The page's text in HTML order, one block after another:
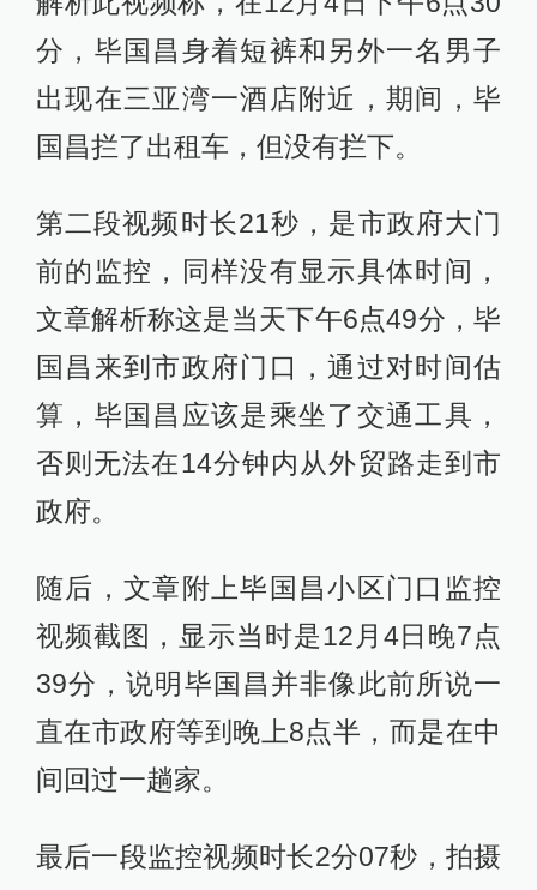
分，毕国昌身着短裤和另外一名男子
出现在三亚湾一酒店附近，期间，毕
国昌拦了出租车，但没有拦下。
第二段视频时长21秒，是市政府大门
前的监控，同样没有显示具体时间，
文章解析称这是当天下午6点49分，毕
国昌来到市政府门口，通过对时间估
算，毕国昌应该是乘坐了交通工具，
否则无法在14分钟内从外贸路走到市
政府。
随后，文章附上毕国昌小区门口监控
视频截图，显示当时是12月4日晚7点
39分，说明毕国昌并非像此前所说一
直在市政府等到晚上8点半，而是在中
间回过一趟家。
最后一段监控视频时长2分07秒，拍摄